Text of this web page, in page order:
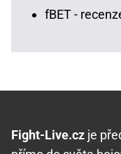
fBET -
Fight-Live.cz je